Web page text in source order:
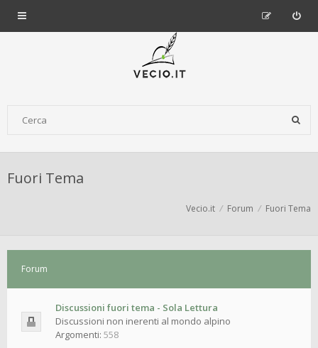
Fuori Tema
Vecio.it Forum Fuori Tema
Forum
Discussioni fuori tema - Sola Lettura
Discussioni non inerenti al mondo alpino
Argomenti: 558